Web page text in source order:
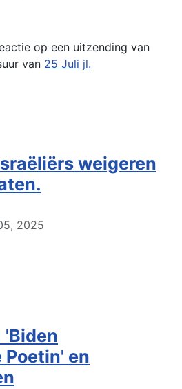
op een uitzending van
van 25 Juli jl.
weigeren
2025
'Biden
Poetin' en